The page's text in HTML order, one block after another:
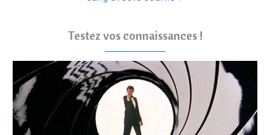
Testez vos connaissances !